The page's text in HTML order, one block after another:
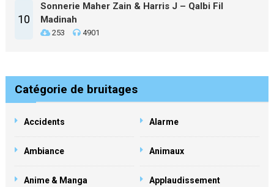
10
Sonnerie Maher Zain & Harris J – Qalbi Fil
Madinah
253 4901
Catégorie de bruitages
Accidents Alarme
Ambiance Animaux
Anime & Manga Applaudissement